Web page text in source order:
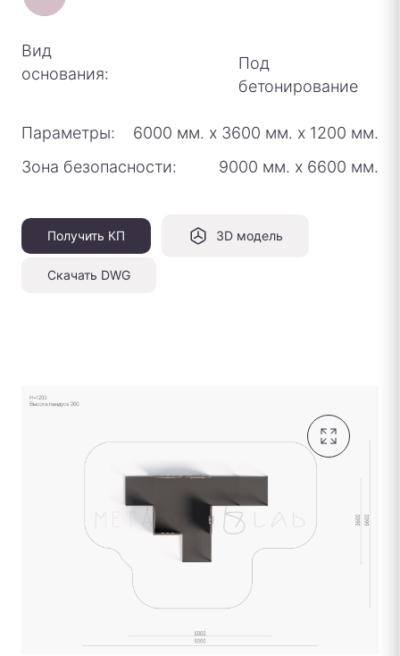
Вид
основания:
Под
бетонирование
Параметры: 6000 мм. х 3600 мм. х 1200 мм.
Зона безопасности:
9000 мм. х 6600 мм.
Получить КП 3D модель
Скачать DWG